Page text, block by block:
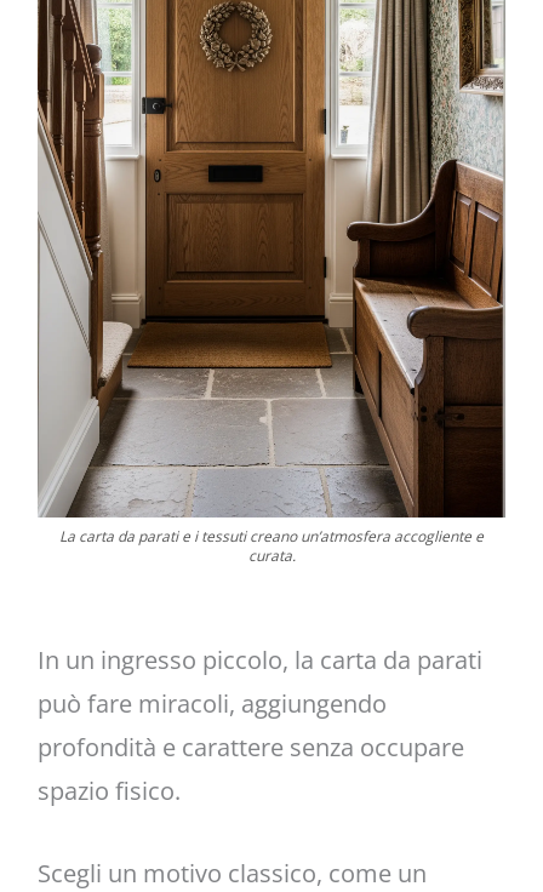
La carta da parati e i tessuti creano un’atmosfera accogliente e
curata.
In un ingresso piccolo, la carta da parati
può fare miracoli, aggiungendo
profondità e carattere senza occupare
spazio fisico.
Scegli un motivo classico, come un